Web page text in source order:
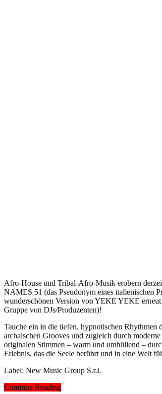
Afro-House und Tribal-Afro-Musik erobern
NAMES 51 (das Pseudonym eines italienischen
wunderschönen Version von YEKE YEKE
Gruppe von DJs/Produzenten)!
Tauche ein in die tiefen, hypnotischen Rhythmen
archaischen Grooves und zugleich durch
originalen Stimmen – warm und umhüllend –
Erlebnis, das die Seele berührt und in eine Welt
Label: New Music Group S.r.l.
Continue Reading